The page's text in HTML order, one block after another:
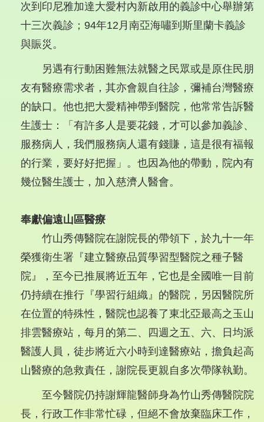
次到印尼雅加達大愛村內新啟用的義診中心舉辦第
十三次義診；94年12月南亞海嘯到斯里蘭卡義診
與賑災。
另遇有行動困難無法就醫之民眾或是原住民朋
友有醫療需求者，其亦會親自往診，彌補台灣醫療
的缺口。他也把大愛精神帶到醫院，他常常告訴醫
生護士：「有許多人是要花錢，才可以參加義診、
服務病人，我們服務病人還有錢賺，這是很有福報
的行業，要好好把握」。也因為他的帶動，院內有
幾位醫生護士，加入慈濟人醫會。
奉獻偏遠山區醫療
竹山秀傳醫院在謝院長的帶領下，於九十一年
榮獲衛生署『建立醫療品質學習型醫院之種子醫
院』，至今已推展將近五年，它也是全國唯一目前
仍持續在推行『學習行組織』的醫院，另因醫院所
在位置的特殊性，醫院也認養了東北亞最高之玉山
排雲醫療站，每月的第二、四週之五、六、日均派
醫護人員，徒步將近六小時到達醫療站，擔負起高
山醫療的急救責任，謝院長更親自多次帶隊執勤。
至今醫院仍持謝輝龍醫師身為竹山秀傳醫院院
長，行政工作非常忙碌，但絕不會放棄臨床工作，